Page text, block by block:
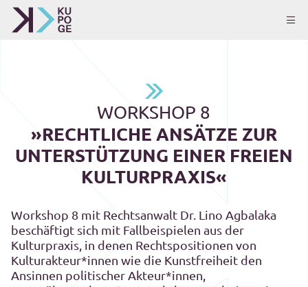
WORKSHOP 8
»RECHTLICHE ANSÄTZE ZUR
UNTERSTÜTZUNG EINER FREIEN
KULTURPRAXIS«
Workshop 8 mit Rechtsanwalt Dr. Lino Agbalaka
beschäftigt sich mit Fallbeispielen aus der
Kulturpraxis, in denen Rechtspositionen von
Kulturakteur*innen wie die Kunstfreiheit den
Ansinnen politischer Akteur*innen,